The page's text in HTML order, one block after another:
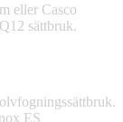
eller Casco
sättbruk.
ES